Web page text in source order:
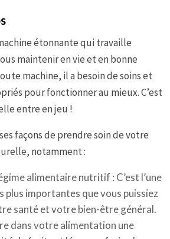
étonnante qui travaille
maintenir en vie et en bonne
machine, il a besoin de soins et
pour fonctionner au mieux. C’est
entre en jeu !
façons de prendre soin de votre
notamment :
alimentaire nutritif : C’est l’une
plus importantes que vous puissiez
santé et votre bien-être général.
dans votre alimentation une